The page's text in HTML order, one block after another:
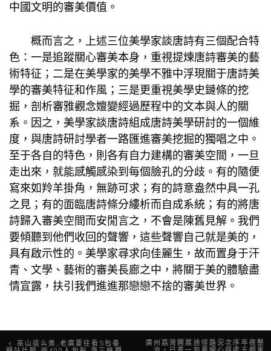
中國文明的審美價值。
概而言之，上述三位美學家談唐詩有三個配合特
色：一是追蹤關心審美本身，重視提煉唐詩審美的藝
術特征；二是在美學家的美學不雅中浮現關于唐詩美
學的審美特征和作風；三是更重視美學史鏈條的挖
掘，剖析審雅觀念嬗變經過歷程中的文本與人的關
系。因之，美學家談唐詩組成唐詩美學研討的一個維
度，與唐詩研討學者一路匯進審美挖掘的獨唱之中。
至于各自的特色，則各有自力建構的審美空間，一旦
走出來，就能感觸感染到每個臉孔的分歧。有的隨便
寫來如羚羊掛角，無跡可求；有的詩意盎然中具一孔
之見；有的面臨唐詩條分縷析而自成系統；有的將唐
詩歸入審美空間而安閒言之，不會是陳舊見解。我們
要傾聽到他們收回的聲響，這些聲響自己就是美的，
具有啟示性的。美學家尋求向佳麗生，故而置身于汗
青、文學、藝術的審美長廊之中，將關于美的體驗盡
情宣露，扶引我們進進那戀戀不捨的審美世界。
文巫山這么美,老廣要往看S包養
廣州荔灣開展途徑路況次序年夜整